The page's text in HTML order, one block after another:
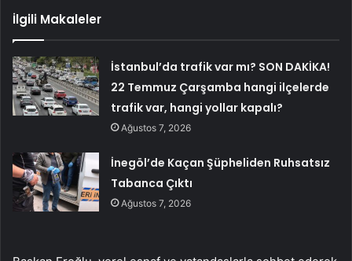
İlgili Makaleler
İstanbul’da trafik var mı? SON DAKİKA!
22 Temmuz Çarşamba hangi ilçelerde
trafik var, hangi yollar kapalı?
Ağustos 7, 2026
İnegöl’de Kaçan Şüpheliden Ruhsatsız
Tabanca Çıktı
Ağustos 7, 2026